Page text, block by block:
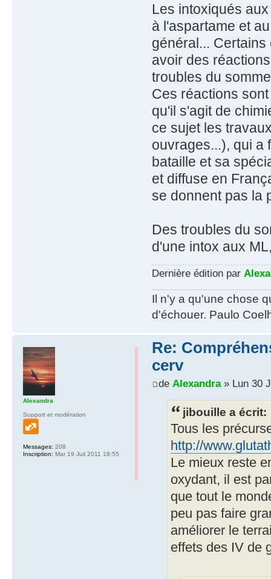
Les intoxiqués
à l'aspartame et
général...
avoir des
troubles du
Ces réactions
qu'il s'agit de
ce sujet les
ouvrages...), qui a
bataille et sa
et diffuse en
se donnent pas la
Des troubles du
d'une intox aux
Dernière édition par
Il n'y a qu'une chose
d'échouer. Paulo
Re:
cerv
de Alexandra» Lun 30
jibouille a écrit:
Tous les
http://
Le mieux reste
oxydant, il est
que tout le
peu pas faire
améliorer le
effets des IV de
Alexandra
Support et modération
Messages: 208
Inscription: Mar 19 Juil 2011 18:55